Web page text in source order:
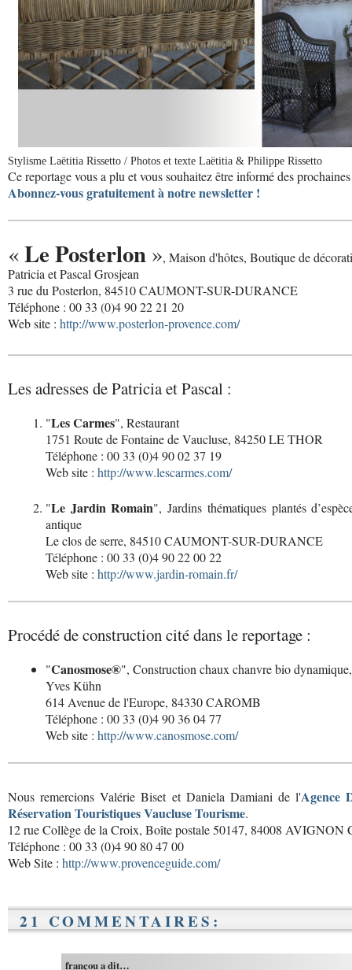
Stylisme Laëtitia Rissetto / Photos et texte Laëtitia & Philippe Rissetto
Ce reportage vous a plu et vous souhaitez être informé des
Abonnez-vous gratuitement à notre newsletter !
«Le Posterlon », Maison d'hôtes, Boutique de
Patricia et Pascal Grosjean
3 rue du Posterlon, 84510 CAUMONT-SUR-DURANCE
Téléphone : 00 33 (0)4 90 22 21 20
Web site : http://www.posterlon-provence.com/
Les adresses de Patricia et Pascal :
"Les Carmes", Restaurant
1751 Route de Fontaine de Vaucluse, 84250 LE THOR
Téléphone : 00 33 (0)4 90 02 37 19
Web site : http://www.lescarmes.com/
"Le Jardin Romain", Jardins thématiques plantés
antique
Le clos de serre, 84510 CAUMONT-SUR-DURANCE
Téléphone : 00 33 (0)4 90 22 00 22
Web site : http://www.jardin-romain.fr/
Procédé de construction cité dans le reportage :
"Canosmose®", Construction chaux chanvre bio
Yves Kühn
614 Avenue de l'Europe, 84330 CAROMB
Téléphone : 00 33 (0)4 90 36 04 77
Web site : http://www.canosmose.com/
Nous remercions Valérie Biset et Daniela Damiani de l'Agence
Réservation Touristiques Vaucluse Tourisme.
12 rue Collège de la Croix, Boîte postale 50147, 84008 AVIGNON
Téléphone : 00 33 (0)4 90 80 47 00
Web Site : http://www.provenceguide.com/
21 COMMENTAIRES:
françou a dit…